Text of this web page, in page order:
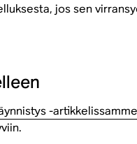
jos sen
-artikkelissamme